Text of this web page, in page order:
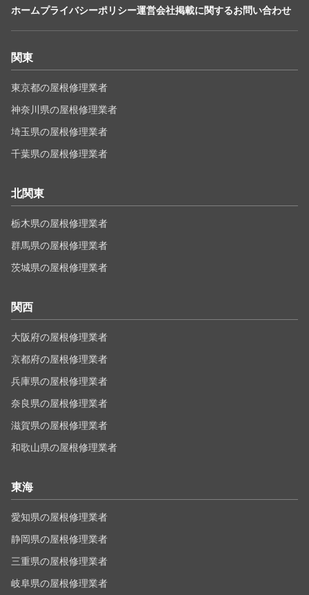
ホームプライバシーポリシー運営会社掲載に関するお問い合わせ
関東
東京都の屋根修理業者
神奈川県の屋根修理業者
埼玉県の屋根修理業者
千葉県の屋根修理業者
北関東
栃木県の屋根修理業者
群馬県の屋根修理業者
茨城県の屋根修理業者
関西
大阪府の屋根修理業者
京都府の屋根修理業者
兵庫県の屋根修理業者
奈良県の屋根修理業者
滋賀県の屋根修理業者
和歌山県の屋根修理業者
東海
愛知県の屋根修理業者
静岡県の屋根修理業者
三重県の屋根修理業者
岐阜県の屋根修理業者